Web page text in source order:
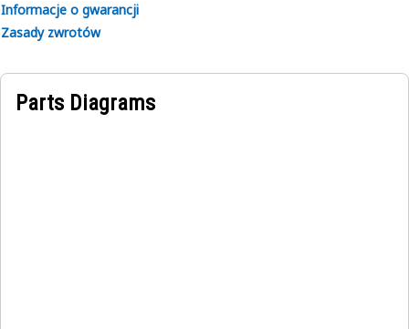
Informacje o gwarancji
Zasady zwrotów
Parts Diagrams